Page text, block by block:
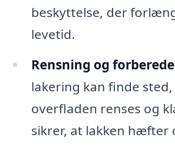
beskyttelse, der
levetid.
Rensning og
lakering kan finde sted,
overfladen renses og
sikrer, at lakken hæfter